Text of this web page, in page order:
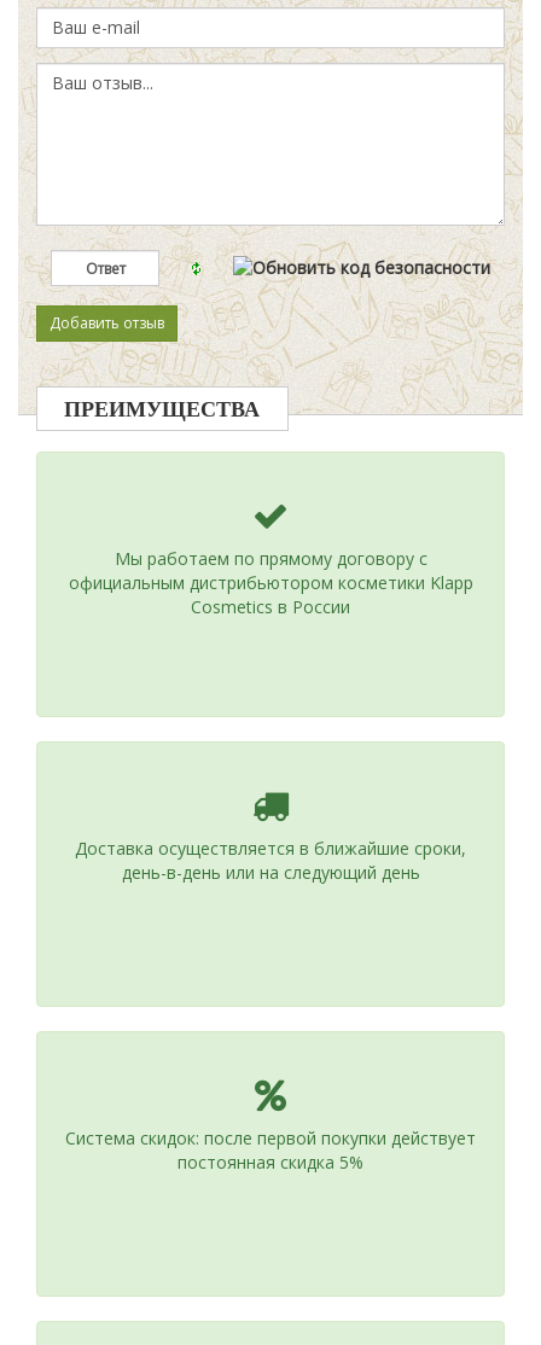
ПРЕИМУЩЕСТВА
Мы работаем по прямому договору с
официальным дистрибьютором косметики Klapp
Cosmetics в России
Доставка осуществляется в ближайшие сроки,
день-в-день или на следующий день
Система скидок: после первой покупки действует
постоянная скидка 5%